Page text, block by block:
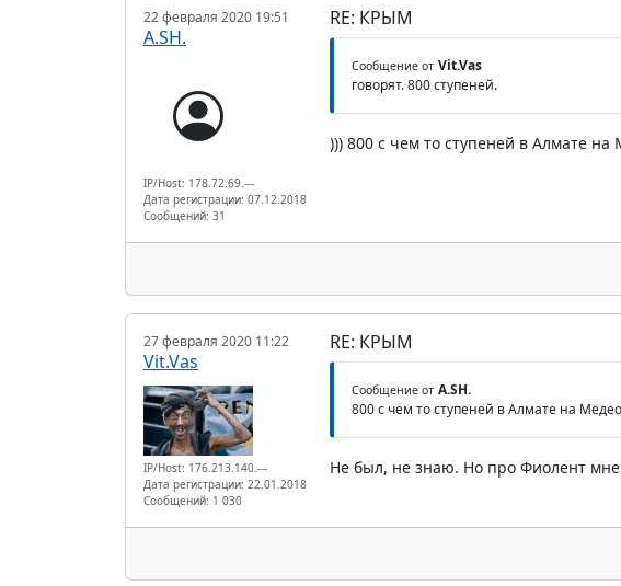
22 февраля 2020 19:51
A.SH.
IP/Host: 178.72.69.---
Дата регистрации: 07.12.2018
Сообщений: 31
RE: КРЫМ
Сообщение от Vit.Vas
говорят. 800 ступеней.
))) 800 с чем то ступеней в Алмате на
27 февраля 2020 11:22
Vit.Vas
IP/Host: 176.213.140.---
Дата регистрации: 22.01.2018
Сообщений: 1 030
RE: КРЫМ
Сообщение от A.SH.
800 с чем то ступеней в Алмате на Медео
Не был, не знаю. Но про Фиолент мне